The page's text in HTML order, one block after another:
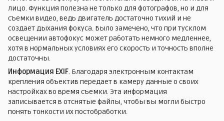
лицо. Функция полезна не только для фотографов, но и для
съемки видео, ведь двигатель достаточно тихий и не
создает дыхания фокуса. Было замечено, что при тусклом
освещении автофокус может работать немного медленнее,
хотя в нормальных условиях его скорость и точность вполне
достаточны.
Информация EXIF. Благодаря электронным контактам
крепления объектив передает в камеру данные о своих
настройках во время съемки. Эта информация
записывается в отснятые файлы, чтобы вы могли быстро
понять тонкости их постобработки.